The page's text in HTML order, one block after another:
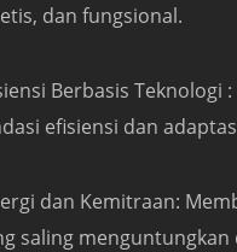
dan fungsional.
Berbasis
efisiensi dan
dan Kemitraan:
saling